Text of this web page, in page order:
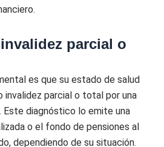
parcial o
es que su estado de salud
invalidez parcial o total por una
diagnóstico lo emite una
o el fondo de pensiones al
dependiendo de su situación.